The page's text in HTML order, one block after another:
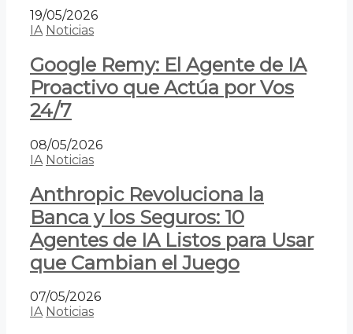
19/05/2026
IA Noticias
Google Remy: El Agente de IA
Proactivo que Actúa por Vos
24/7
08/05/2026
IA Noticias
Anthropic Revoluciona la
Banca y los Seguros: 10
Agentes de IA Listos para Usar
que Cambian el Juego
07/05/2026
IA Noticias